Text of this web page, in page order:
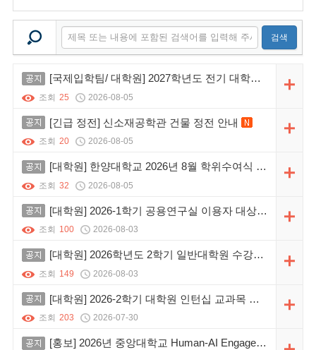
검색
공지 [국제입학팀/ 대학원] 2027학년도 전기 대학원 외국인특별전형 일정안내
조회 25 2026-08-05
공지 [긴급 정전] 신소재공학관 건물 정전 안내 새 글
조회 20 2026-08-05
공지 [대학원] 한양대학교 2026년 8월 학위수여식 개최 안내
조회 32 2026-08-05
공지 [대학원] 2026-1학기 공용연구실 이용자 대상 공지_8월 24일까지 개인물품 정리
조회 100 2026-08-03
공지 [대학원] 2026학년도 2학기 일반대학원 수강신청 일정 및 유의사항 안내
조회 149 2026-08-03
공지 [대학원] 2026-2학기 대학원 인턴십 교과목 신청 안내(제출 일자 수정)
조회 203 2026-07-30
공지 [홍보] 2026년 중앙대학교 Human-AI Engagement Institute 등재지『Journal of Competency Development & Learning』논문공모 안내(제21권 제3호)